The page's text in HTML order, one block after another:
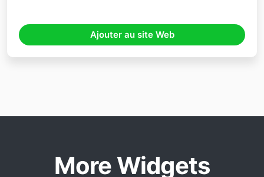
Ajouter au site Web
More Widgets